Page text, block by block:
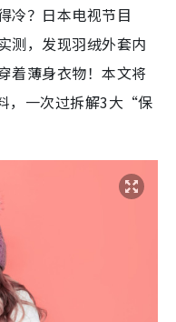
？日本电视节目
测，发现羽绒外套内
着薄身衣物！本文将
，一次过拆解3大“保